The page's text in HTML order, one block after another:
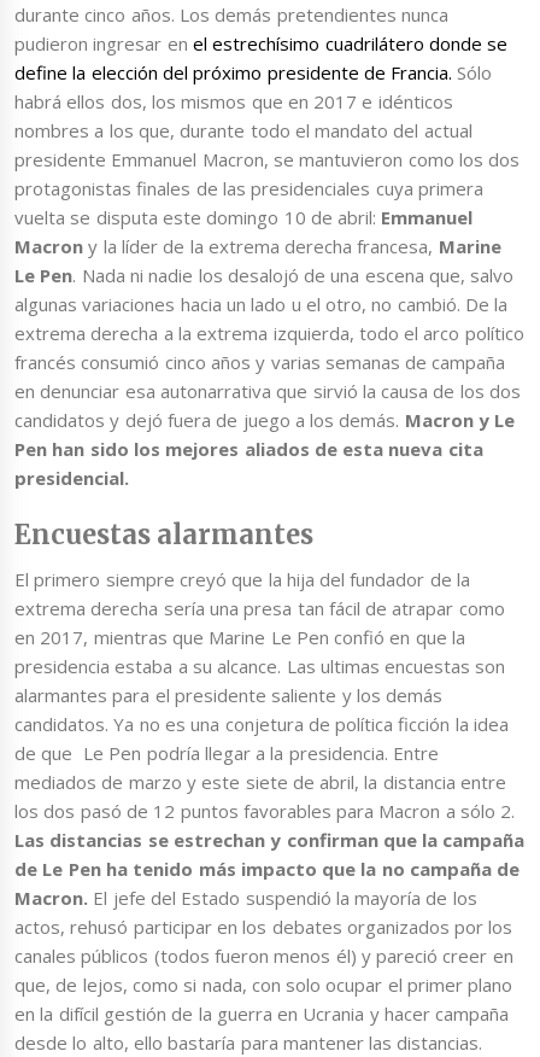
durante cinco años. Los demás pretendientes nunca
pudieron ingresar en el estrechísimo cuadrilátero donde se
define la elección del próximo presidente de Francia. Sólo
habrá ellos dos, los mismos que en 2017 e idénticos
nombres a los que, durante todo el mandato del actual
presidente Emmanuel Macron, se mantuvieron como los dos
protagonistas finales de las presidenciales cuya primera
vuelta se disputa este domingo 10 de abril: Emmanuel
Macron y la líder de la extrema derecha francesa, Marine
Le Pen. Nada ni nadie los desalojó de una escena que, salvo
algunas variaciones hacia un lado u el otro, no cambió. De la
extrema derecha a la extrema izquierda, todo el arco político
francés consumió cinco años y varias semanas de campaña
en denunciar esa autonarrativa que sirvió la causa de los dos
candidatos y dejó fuera de juego a los demás. Macron y Le
Pen han sido los mejores aliados de esta nueva cita
presidencial.
Encuestas alarmantes
El primero siempre creyó que la hija del fundador de la
extrema derecha sería una presa tan fácil de atrapar como
en 2017, mientras que Marine Le Pen confió en que la
presidencia estaba a su alcance. Las ultimas encuestas son
alarmantes para el presidente saliente y los demás
candidatos. Ya no es una conjetura de política ficción la idea
de que Le Pen podría llegar a la presidencia. Entre
mediados de marzo y este siete de abril, la distancia entre
los dos pasó de 12 puntos favorables para Macron a sólo 2.
Las distancias se estrechan y confirman que la campaña
de Le Pen ha tenido más impacto que la no campaña de
Macron. El jefe del Estado suspendió la mayoría de los
actos, rehusó participar en los debates organizados por los
canales públicos (todos fueron menos él) y pareció creer en
que, de lejos, como si nada, con solo ocupar el primer plano
en la difícil gestión de la guerra en Ucrania y hacer campaña
desde lo alto, ello bastaría para mantener las distancias.